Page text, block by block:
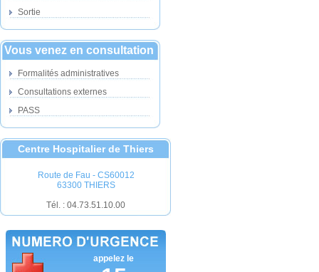
Sortie
Vous venez en consultation
Formalités administratives
Consultations externes
PASS
Centre Hospitalier de Thiers
Route de Fau - CS60012
63300 THIERS
Tél. : 04.73.51.10.00
appelez le